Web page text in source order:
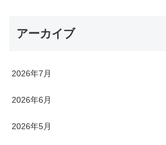
アーカイブ
2026年7月
2026年6月
2026年5月